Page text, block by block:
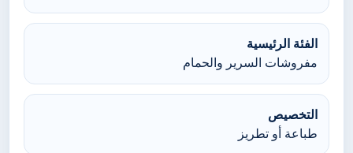
الفئة الرئيسية
مفروشات السرير والحمام
التخصيص
طباعة أو تطريز